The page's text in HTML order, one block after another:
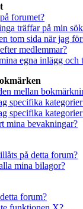
forumet?
träffar på min
tom sida när jag
medlemmar?
egna inlägg och
mellan
specifika
specifika
mina bevakningar?
på detta forum?
mina bilagor?
forum?